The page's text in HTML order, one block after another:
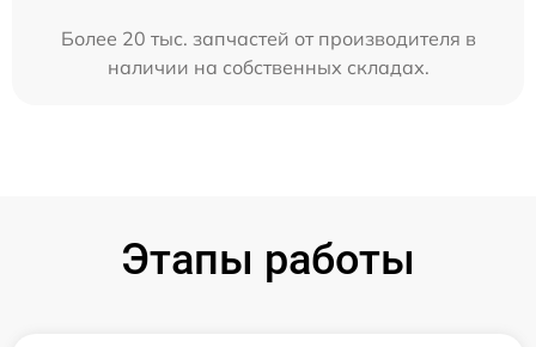
Более 20 тыс. запчастей от производителя в
наличии на собственных складах.
Этапы работы